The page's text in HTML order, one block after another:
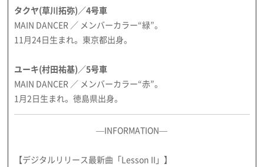
タクヤ(草川拓弥)／4号車
MAIN DANCER ／ メンバーカラー“緑”。
11月24日生まれ。東京都出身。
ユーキ(村田祐基)／5号車
MAIN DANCER ／ メンバーカラー“赤”。
1月2日生まれ。徳島県出身。
―INFORMATION―
【デジタルリリース最新曲「Lesson II」】